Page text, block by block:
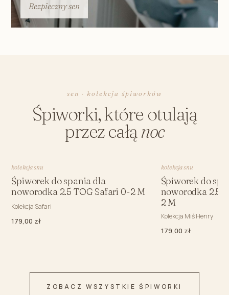
Bezpieczny sen
sen · kolekcja śpiworków
Śpiworki, które otulają
przez całąnoc
kolekcja snu
Śpiworek do spania dla
noworodka 2.5 TOG Safari 0-2 M
Kolekcja Safari
179,00 zł
kolekcja snu
Śpiworek do
noworodka 2.5
2 M
Kolekcja Miś Henry
179,00 zł
ZOBACZ WSZYSTKIE ŚPIWORKI